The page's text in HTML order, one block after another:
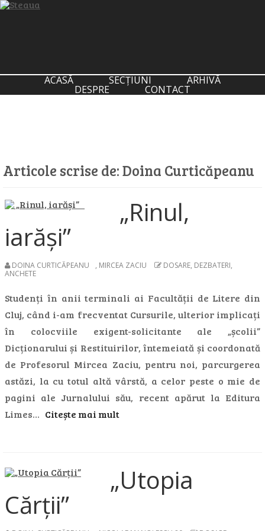
ACASĂ SECȚIUNI ARHIVĂ
DESPRE CONTACT
Articole scrise de:Doina Curticăpeanu
„Rinul,
iarăși”
DOINA CURTICĂPEANU , MIRCEA ZACIU
DOSARE, DEZBATERI,
ANCHETE
Studenți în anii terminali ai Facultății de Litere din
Cluj, când i-am frecventat Cursurile, ulterior implicați
în colocviile exigent-solicitante ale „școlii”
Dicționarului și Restituirilor, întemeiată și coordonată
de Profesorul Mircea Zaciu, pentru noi, parcurgerea
astăzi, la cu totul altă vârstă, a celor peste o mie de
pagini ale Jurnalului său, recent apărut la Editura
Limes… Citește mai mult
„Utopia
Cărții”